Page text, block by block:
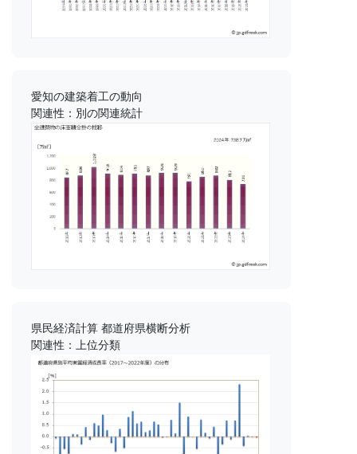
愛知の建築着工の動向
関連性：別の関連統計
県民経済計算 都道府県横断分析
関連性：上位分類